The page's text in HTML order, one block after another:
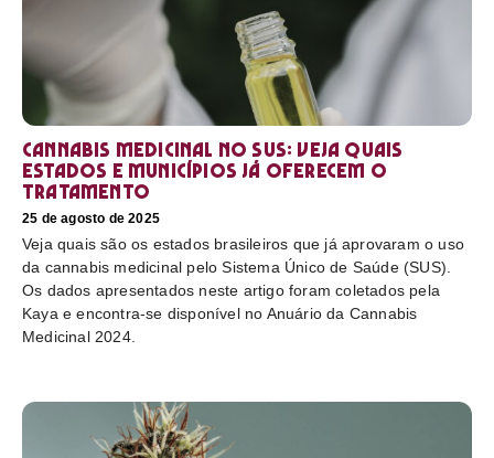
Cannabis medicinal no SUS: veja quais
estados e municípios já oferecem o
tratamento
25 de agosto de 2025
Veja quais são os estados brasileiros que já aprovaram o uso
da cannabis medicinal pelo Sistema Único de Saúde (SUS).
Os dados apresentados neste artigo foram coletados pela
Kaya e encontra-se disponível no Anuário da Cannabis
Medicinal 2024.